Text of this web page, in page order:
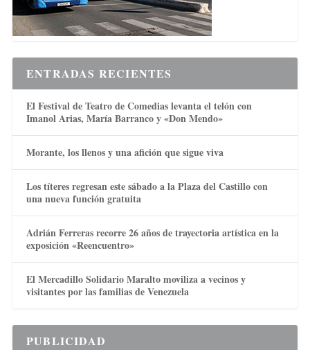
ENTRADAS RECIENTES
El Festival de Teatro de Comedias levanta el telón con
Imanol Arias, María Barranco y «Don Mendo»
Morante, los llenos y una afición que sigue viva
Los títeres regresan este sábado a la Plaza del Castillo con
una nueva función gratuita
Adrián Ferreras recorre 26 años de trayectoria artística en la
exposición «Reencuentro»
El Mercadillo Solidario Maralto moviliza a vecinos y
visitantes por las familias de Venezuela
PUBLICIDAD